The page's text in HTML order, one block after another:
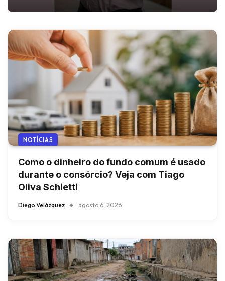
NOTÍCIAS
Como o dinheiro do fundo comum é usado
durante o consórcio? Veja com Tiago
Oliva Schietti
Diego Velázquez agosto 6, 2026